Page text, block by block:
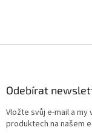
jemném designu byl
Odebírat
Vložte svůj e-mail a
produktech na našem